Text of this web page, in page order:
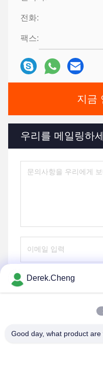
전화:
팩스:
지금
우리를 메일링하
Derek.Cheng
Good day, what product